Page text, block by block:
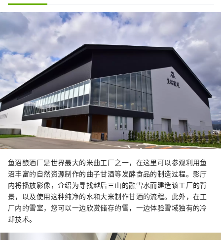
鱼沼酿酒厂是世界最大的米曲工厂之一，在这里可以参观利用鱼
沼丰富的自然资源制作的曲子甘酒等发酵食品的制造过程。影厅
内将播放影像，介绍为寻找越后三山的融雪水而建造该工厂的背
景，以及使用这种纯净的水和大米制作甘酒的流程。此外，在工
厂内的雪室，您可以一边欣赏储存的雪，一边体验雪域独有的冷
却技术。